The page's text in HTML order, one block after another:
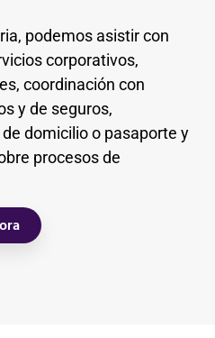
podemos asistir con
corporativos,
coordinación con
y de seguros,
domicilio o pasaporte y
procesos de